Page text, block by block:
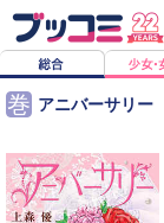
巻 アニバーサリー